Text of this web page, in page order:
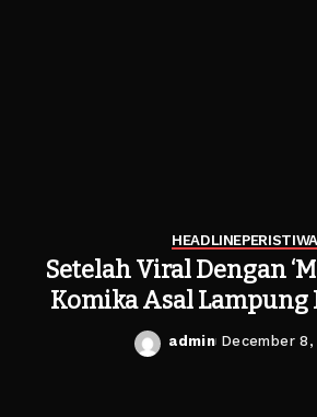
HEADLINEPERISTIWA
Setelah Viral Dengan
Komika Asal Lampung
Posted
admin December 8,